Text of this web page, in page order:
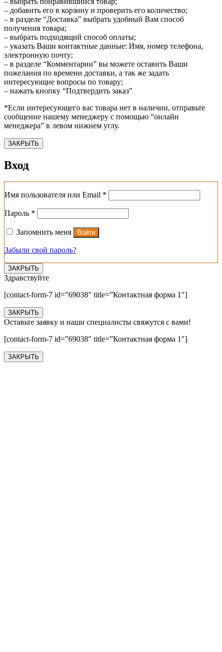
– добавить его в корзину и проверить его количество;
– в разделе “Доставка” выбрать удобный Вам способ
получения товара;
– выбрать подходящий способ оплаты;
– указать Ваши контактные данные: Имя, номер телефона,
электронную почту;
– в разделе “Комментарии” вы можете оставить Ваши
пожелания по времени доставки, а так же задать
интересующие вопросы по товару;
– нажать кнопку “Подтвердить заказ”
*Если интересующего вас товара нет в наличии, отправьте
сообщение нашему менеджеру с помощью “онлайн
менеджера” в левом нижнем углу.
ЗАКРЫТЬ
Вход
Имя пользователя или Email *
Пароль *
Запомнить меня Войти
Забыли свой пароль?
ЗАКРЫТЬ
Здравствуйте
[contact-form-7 id=”69038″ title=”Контактная форма 1″]
ЗАКРЫТЬ
Оставьте заявку и наши специалисты свяжутся с вами!
[contact-form-7 id=”69038″ title=”Контактная форма 1″]
ЗАКРЫТЬ